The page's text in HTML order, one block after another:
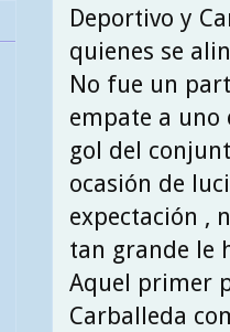
Deportivo y
quienes se
No fue un
empate a uno
gol del
ocasión de
expectación ,
tan grande le
Aquel primer
Carballeda